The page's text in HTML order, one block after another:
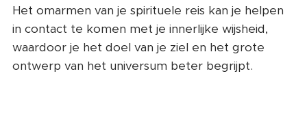
Het omarmen van je spirituele reis kan je helpen
in contact te komen met je innerlijke wijsheid,
waardoor je het doel van je ziel en het grote
ontwerp van het universum beter begrijpt.